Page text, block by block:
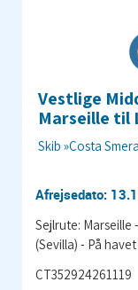
Vestlige
Marseille til
Skib »Costa
Afrejsedato:
Sejlrute: Marseille
(Sevilla) - På
CT352924261119